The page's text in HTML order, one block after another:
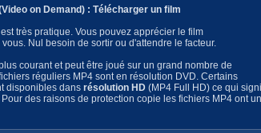
on Demand) : Télécharger un film
très pratique. Vous pouvez apprécier le film
Nul besoin de sortir ou d'attendre le facteur.
courant et peut être joué sur un grand nombre de
réguliers MP4 sont en résolution DVD. Certains
disponibles dans résolution HD (MP4 Full HD) ce qui
des raisons de protection copie les fichiers MP4 ont